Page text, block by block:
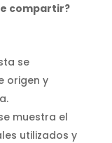
compartir?
se
origen y
muestra el
utilizados y